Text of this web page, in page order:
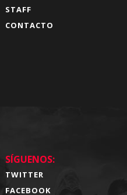
STAFF
CONTACTO
SÍGUENOS:
TWITTER
FACEBOOK